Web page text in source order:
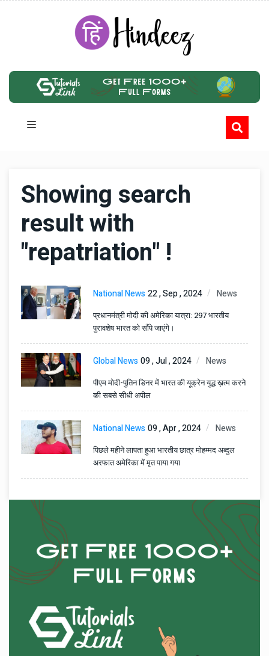
Showing search
result with
"repatriation" !
National News22 , Sep , 2024 News
प्रधानमंत्री मोदी की अमेरिका यात्रा: 297 भारतीय
पुरावशेष भारत को सौंपे जाएंगे।
Global News09 , Jul , 2024 News
पीएम मोदी-पुतिन डिनर में भारत की यूक्रेन युद्ध ख़त्म करने
की सबसे सीधी अपील
National News09 , Apr , 2024 News
पिछले महीने लापता हुआ भारतीय छात्र मोहम्मद अब्दुल
अरफात अमेरिका में मृत पाया गया